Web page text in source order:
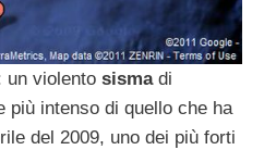
un violento sismadi
più intenso di quello che ha
del 2009, uno dei più forti